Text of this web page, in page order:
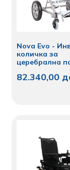
Nova Evo -
количка за
церебрална
82.340,00